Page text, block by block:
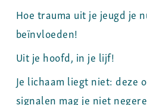
Hoe trauma uit je jeugd je
beïnvloeden!
Uit je hoofd, in je lijf!
Je lichaam liegt niet: deze
signalen mag je niet